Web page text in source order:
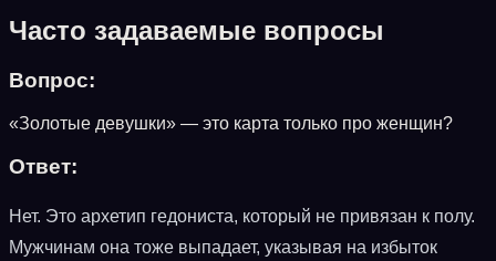
Часто задаваемые вопросы
Вопрос:
«Золотые девушки» — это карта только про женщин?
Ответ:
Нет. Это архетип гедониста, который не привязан к полу.
Мужчинам она тоже выпадает, указывая на избыток